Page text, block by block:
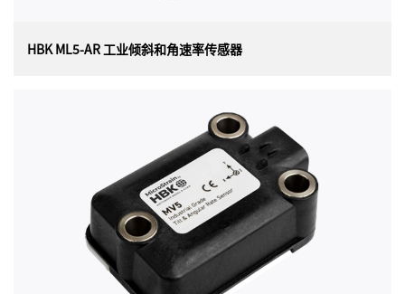
HBK ML5-AR 工业倾斜和角速率传感器
HBK ML5-AR 工业倾斜和角速率传感器
美国HBK （原 Lord）MicroStrain ML5-AR 工业倾斜和角
速率传感器（IP68/69K 封装）可在具有挑战性的环境中提
供动态倾斜、加速度和角速率的低成本精确测量，专为重
型建筑、非公路、农业、采矿和卡车运输行业而设计。